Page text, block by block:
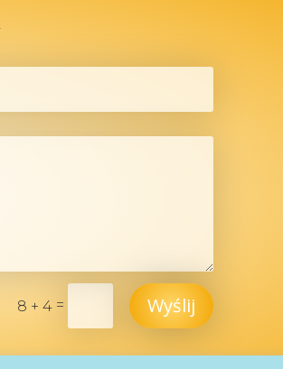
8 + 4 = Wyślij